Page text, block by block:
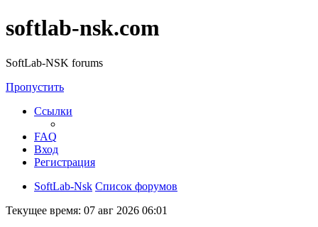
softlab-nsk.com
SoftLab-NSK forums
Пропустить
Ссылки
FAQ
Вход
Регистрация
SoftLab-Nsk Список форумов
Текущее время: 07 авг 2026 06:01